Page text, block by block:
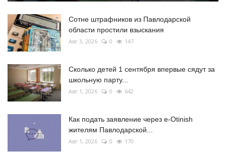
Сотне штрафников из Павлодарской
области простили взыскания
Авг 3, 2026 0 147
Сколько детей 1 сентября впервые сядут за
школьную парту...
Авг 1, 2026 0 642
Как подать заявление через e-Otinish
жителям Павлодарской...
Авг 1, 2026 0 170